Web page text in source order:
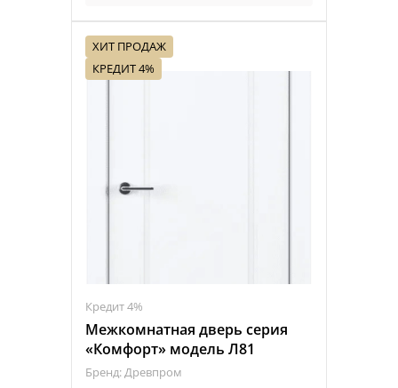
ХИТ ПРОДАЖ
КРЕДИТ 4%
Кредит 4%
Межкомнатная дверь серия
«Комфорт» модель Л81
Бренд: Древпром